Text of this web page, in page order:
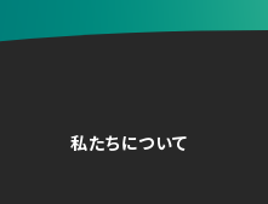
私たちについて